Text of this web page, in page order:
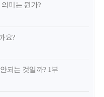
의미는 뭔가?
요?
되는 것일까? 1부